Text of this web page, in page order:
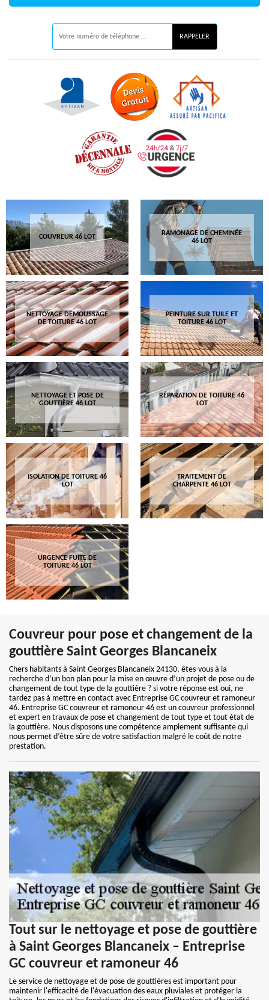
COUVREUR 46 LOT
RAMONAGE DE CHEMINÉE
46 LOT
NETTOYAGE DEMOUSSAGE
DE TOITURE 46 LOT
PEINTURE SUR TUILE ET
TOITURE 46 LOT
NETTOYAGE ET POSE DE
GOUTTIÈRE 46 LOT
RÉPARATION DE TOITURE 46
LOT
ISOLATION DE TOITURE 46
LOT
TRAITEMENT DE
CHARPENTE 46 LOT
URGENCE FUITE DE
TOITURE 46 LOT
Couvreur pour pose et changement de la
gouttière Saint Georges Blancaneix
Chers habitants à Saint Georges Blancaneix 24130, êtes-vous à la
recherche d’un bon plan pour la mise en œuvre d’un projet de pose ou de
changement de tout type de la gouttière ? si votre réponse est oui, ne
tardez pas à mettre en contact avec Entreprise GC couvreur et ramoneur
46. Entreprise GC couvreur et ramoneur 46 est un couvreur professionnel
et expert en travaux de pose et changement de tout type et tout état de
la gouttière. Nous disposons une compétence amplement suffisante qui
nous permet d’être sûre de votre satisfaction malgré le coût de notre
prestation.
Tout sur le nettoyage et pose de gouttière
à Saint Georges Blancaneix – Entreprise
GC couvreur et ramoneur 46
Le service de nettoyage et de pose de gouttières est important pour
maintenir l'efficacité de l'évacuation des eaux pluviales et protéger la